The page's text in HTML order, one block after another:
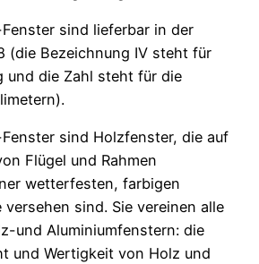
sind lieferbar in der
(die Bezeichnung IV steht für
und die Zahl steht für die
sind Holzfenster, die auf
Flügel und Rahmen
wetterfesten, farbigen
versehen sind. Sie vereinen alle
und Aluminiumfenstern: die
und Wertigkeit von Holz und